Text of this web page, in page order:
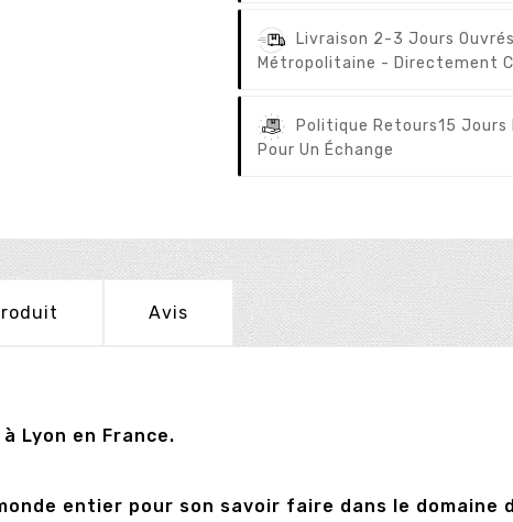
Livraison 2-3 Jours Ouvrés
Métropolitaine - Directement
Politique Retours15 Jours
Pour Un Échange
Avis
Lyon en France.
entier pour son savoir faire dans le domaine